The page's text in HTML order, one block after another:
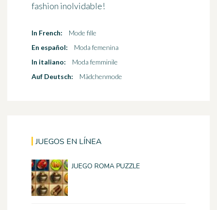
fashion inolvidable!
In French:
Mode fille
En español:
Moda femenina
In italiano:
Moda femminile
Auf Deutsch:
Mädchenmode
JUEGOS EN LÍNEA
JUEGO ROMA PUZZLE